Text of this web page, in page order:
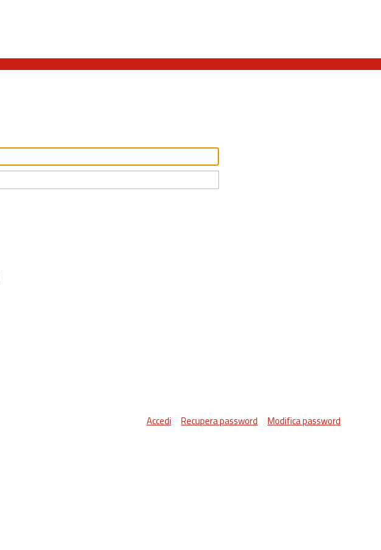
Accedi Recupera password Modifica password